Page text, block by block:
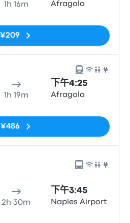
1h 16m
Afragola
¥209
1h 19m
下午4:25
Afragola
¥486
2h 30m
下午3:45
Naples Airport